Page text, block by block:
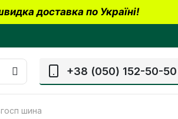
доставка по Україні!
+38 (050) 152-50-50
шина